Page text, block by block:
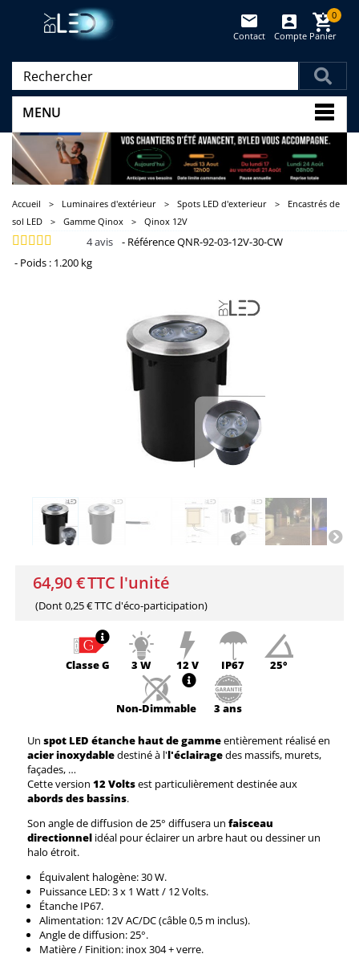
Panier
0
Compte
Contact
MENU
Accueil > Luminaires d'extérieur > Spots LED d'exterieur >
Encastrés de
sol LED
> Gamme Qinox > Qinox 12V
4avis - RéférenceQNR-92-03-12V-30-CW
- Poids : 1.200 kg
64,90 €TTC l'unité
(Dont0,25 € TTCd'éco-participation)
ClasseG 3 W 12 V IP67 25°
Non-Dimmable 3 ans
Un spot LED étanche haut de gammeentièrement réalisé en
acier inoxydabledestiné à l'l'éclairagedes massifs, murets,
façades, …
Cette version 12 Voltsest particulièrement destinée aux
abords des bassins.
Son angle de diffusion de 25° diffusera un faisceau
directionnel idéal pour éclairer un arbre haut ou dessiner un
halo étroit.
Équivalent halogène: 30 W.
Puissance LED: 3 x 1 Watt / 12 Volts.
Étanche IP67.
Alimentation: 12V AC/DC (câble 0,5 m inclus).
Angle de diffusion: 25°.
Matière / Finition: inox 304 + verre.